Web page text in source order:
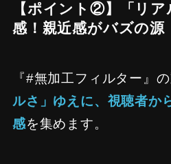
【ポイント②】「リ
感！親近感がバズの源
『#無加工フィルター』
ルさ」ゆえに、視聴者か
感を集めます。